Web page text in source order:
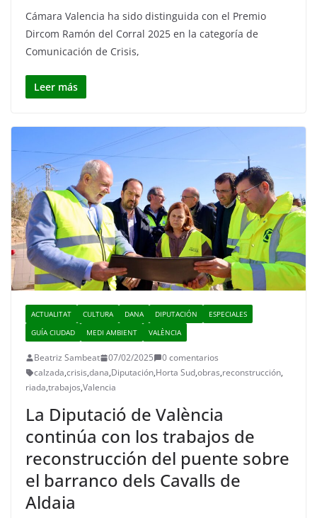
Cámara Valencia ha sido distinguida con el Premio
Dircom Ramón del Corral 2025 en la categoría de
Comunicación de Crisis,
Leer más
ACTUALITAT CULTURA DANA DIPUTACIÓN
ESPECIALES
GUÍA CIUDAD
MEDI AMBIENT VALÈNCIA
Beatriz Sambeat 07/02/2025
0 comentarios
calzada,crisis,dana,Diputación,Horta Sud,obras,reconstrucción,
riada,trabajos,Valencia
La Diputació de València
continúa con los trabajos de
reconstrucción del puente sobre
el barranco dels Cavalls de
Aldaia